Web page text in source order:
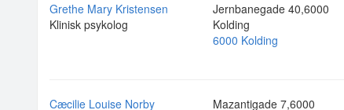
Grethe Mary Kristensen
Klinisk psykolog
Jernbanegade 40,6000
Kolding
6000 Kolding
Cæcilie Louise Norby
Mazantigade 7,6000